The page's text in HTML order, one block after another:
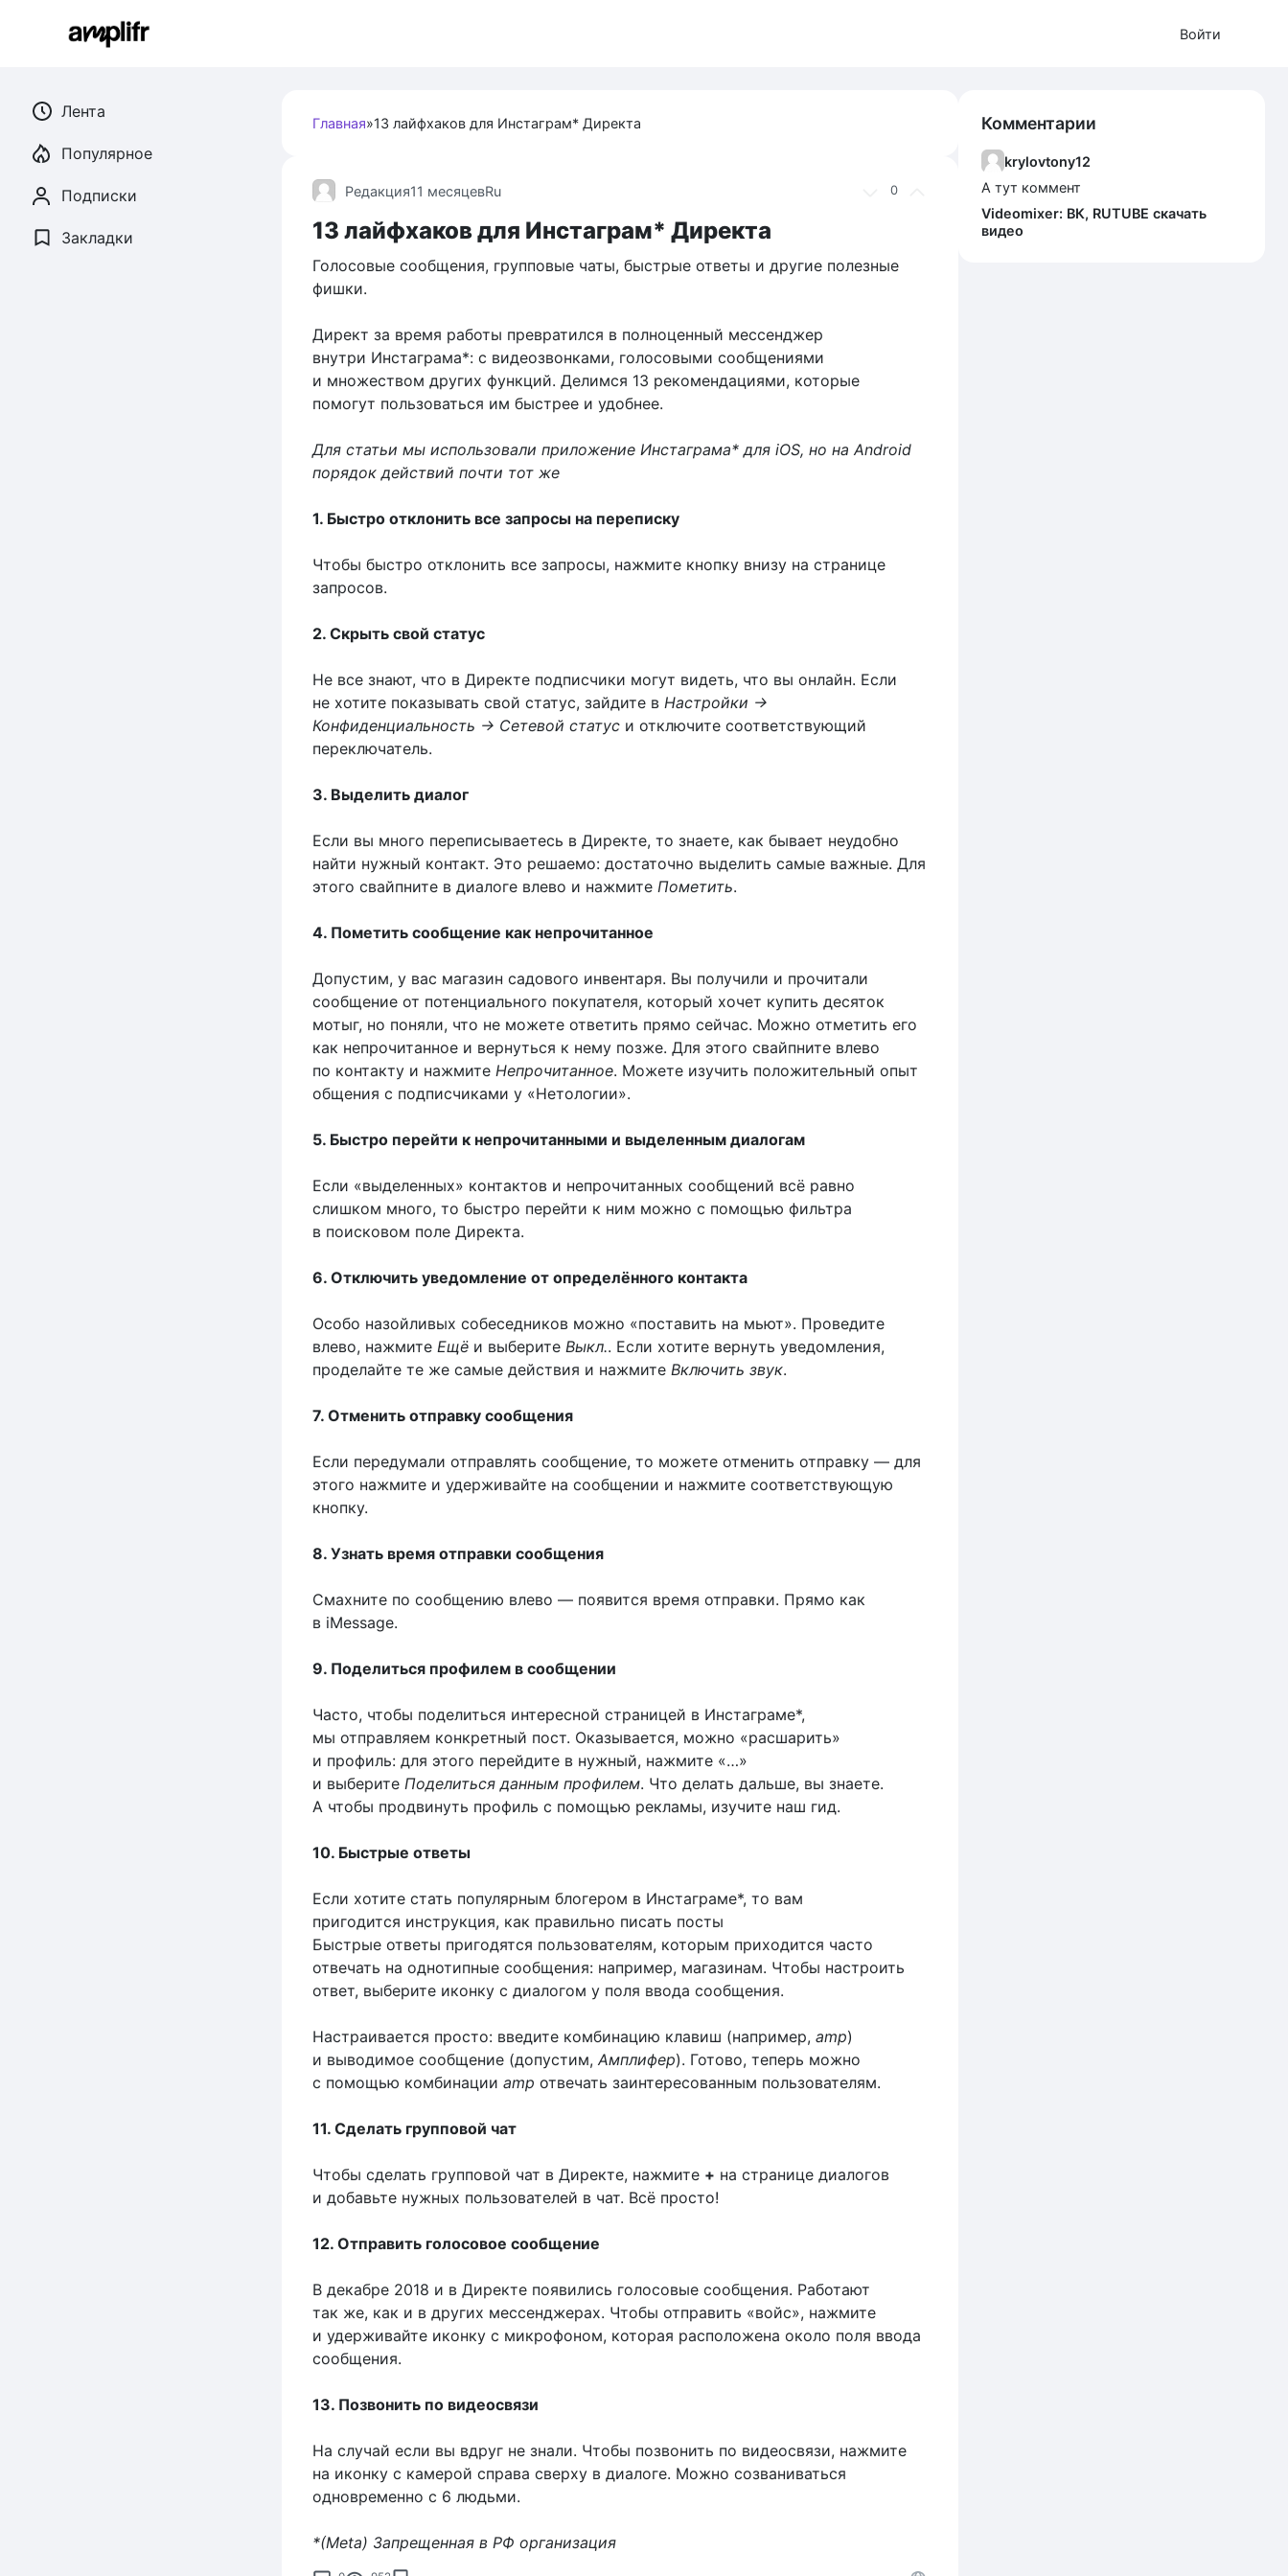
Войти
Главная»13 лайфхаков для Инстаграм* Директа
0
Редакция11 месяцевRu
13 лайфхаков для Инстаграм* Директа
Голосовые сообщения, групповые чаты, быстрые ответы и другие полезные
фишки.
Директ за время работы превратился в полноценный мессенджер
внутри Инстаграма*: с видеозвонками, голосовыми сообщениями
и множеством других функций. Делимся 13 рекомендациями, которые
помогут пользоваться им быстрее и удобнее.
Для статьи мы использовали приложение Инстаграма* для iOS, но на Android
порядок действий почти тот же
1. Быстро отклонить все запросы на переписку
Чтобы быстро отклонить все запросы, нажмите кнопку внизу на странице
запросов.
2. Скрыть свой статус
Не все знают, что в Директе подписчики могут видеть, что вы онлайн. Если
не хотите показывать свой статус, зайдите в Настройки →
Конфиденциальность → Сетевой статус и отключите соответствующий
переключатель.
3. Выделить диалог
Если вы много переписываетесь в Директе, то знаете, как бывает неудобно
найти нужный контакт. Это решаемо: достаточно выделить самые важные. Для
этого свайпните в диалоге влево и нажмите Пометить.
4. Пометить сообщение как непрочитанное
Допустим, у вас магазин садового инвентаря. Вы получили и прочитали
сообщение от потенциального покупателя, который хочет купить десяток
мотыг, но поняли, что не можете ответить прямо сейчас. Можно отметить его
как непрочитанное и вернуться к нему позже. Для этого свайпните влево
по контакту и нажмите Непрочитанное. Можете изучить положительный опыт
общения с подписчиками у «Нетологии».
5. Быстро перейти к непрочитанными и выделенным диалогам
Если «выделенных» контактов и непрочитанных сообщений всё равно
слишком много, то быстро перейти к ним можно с помощью фильтра
в поисковом поле Директа.
6. Отключить уведомление от определённого контакта
Особо назойливых собеседников можно «поставить на мьют». Проведите
влево, нажмите Ещё и выберите Выкл.. Если хотите вернуть уведомления,
проделайте те же самые действия и нажмите Включить звук.
7. Отменить отправку сообщения
Если передумали отправлять сообщение, то можете отменить отправку — для
этого нажмите и удерживайте на сообщении и нажмите соответствующую
кнопку.
8. Узнать время отправки сообщения
Смахните по сообщению влево — появится время отправки. Прямо как
в iMessage.
9. Поделиться профилем в сообщении
Часто, чтобы поделиться интересной страницей в Инстаграме*,
мы отправляем конкретный пост. Оказывается, можно «расшарить»
и профиль: для этого перейдите в нужный, нажмите «…»
и выберите Поделиться данным профилем. Что делать дальше, вы знаете.
А чтобы продвинуть профиль с помощью рекламы, изучите наш гид.
10. Быстрые ответы
Если хотите стать популярным блогером в Инстаграме*, то вам
пригодится инструкция, как правильно писать посты
Быстрые ответы пригодятся пользователям, которым приходится часто
отвечать на однотипные сообщения: например, магазинам. Чтобы настроить
ответ, выберите иконку с диалогом у поля ввода сообщения.
Настраивается просто: введите комбинацию клавиш (например, amp)
и выводимое сообщение (допустим, Амплифер). Готово, теперь можно
с помощью комбинации amp отвечать заинтересованным пользователям.
11. Сделать групповой чат
Чтобы сделать групповой чат в Директе, нажмите + на странице диалогов
и добавьте нужных пользователей в чат. Всё просто!
12. Отправить голосовое сообщение
В декабре 2018 и в Директе появились голосовые сообщения. Работают
так же, как и в других мессенджерах. Чтобы отправить «войс», нажмите
и удерживайте иконку с микрофоном, которая расположена около поля ввода
сообщения.
13. Позвонить по видеосвязи
На случай если вы вдруг не знали. Чтобы позвонить по видеосвязи, нажмите
на иконку с камерой справа сверху в диалоге. Можно созваниваться
одновременно с 6 людьми.
*(Meta) Запрещенная в РФ организация
Лента
Популярное
Подписки
Закладки
Комментарии
krylovtony12
А тут коммент
Videomixer: ВК, RUTUBE скачать
видео